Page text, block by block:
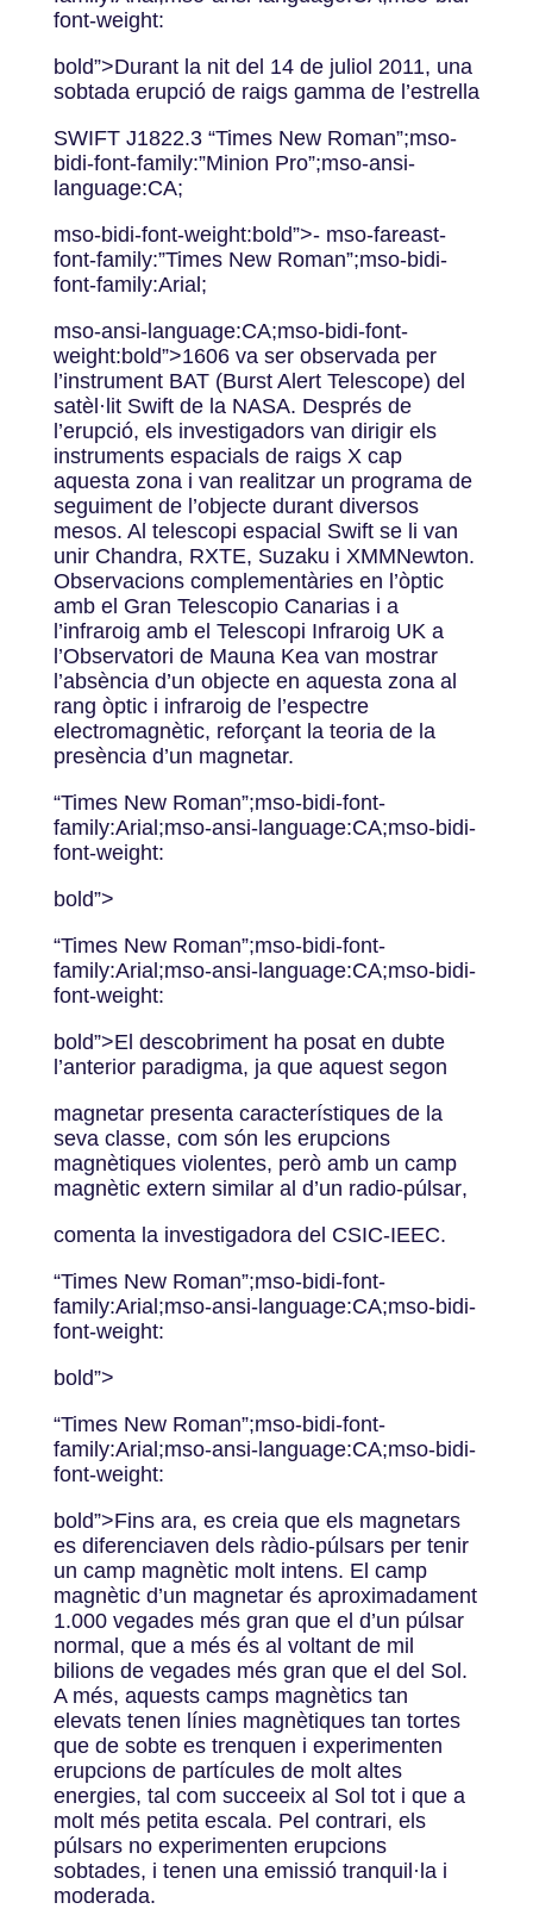
font-weight:
bold”>Durant la nit del 14 de juliol 2011, una
sobtada erupció de raigs gamma de l’estrella
SWIFT J1822.3 “Times New Roman”;mso-
bidi-font-family:”Minion Pro”;mso-ansi-
language:CA;
mso-bidi-font-weight:bold”>‐ mso-fareast-
font-family:”Times New Roman”;mso-bidi-
font-family:Arial;
mso-ansi-language:CA;mso-bidi-font-
weight:bold”>1606 va ser observada per
l’instrument BAT (Burst Alert Telescope) del
satèl·lit Swift de la NASA. Després de
l’erupció, els investigadors van dirigir els
instruments espacials de raigs X cap
aquesta zona i van realitzar un programa de
seguiment de l’objecte durant diversos
mesos. Al telescopi espacial Swift se li van
unir Chandra, RXTE, Suzaku i XMMNewton.
Observacions complementàries en l’òptic
amb el Gran Telescopio Canarias i a
l’infraroig amb el Telescopi Infraroig UK a
l’Observatori de Mauna Kea van mostrar
l’absència d’un objecte en aquesta zona al
rang òptic i infraroig de l’espectre
electromagnètic, reforçant la teoria de la
presència d’un magnetar.
“Times New Roman”;mso-bidi-font-
family:Arial;mso-ansi-language:CA;mso-bidi-
font-weight:
bold”>
“Times New Roman”;mso-bidi-font-
family:Arial;mso-ansi-language:CA;mso-bidi-
font-weight:
bold”>El descobriment ha posat en dubte
l’anterior paradigma, ja que aquest segon
magnetar presenta característiques de la
seva classe, com són les erupcions
magnètiques violentes, però amb un camp
magnètic extern similar al d’un radio-púlsar,
comenta la investigadora del CSIC-IEEC.
“Times New Roman”;mso-bidi-font-
family:Arial;mso-ansi-language:CA;mso-bidi-
font-weight:
bold”>
“Times New Roman”;mso-bidi-font-
family:Arial;mso-ansi-language:CA;mso-bidi-
font-weight:
bold”>Fins ara, es creia que els magnetars
es diferenciaven dels ràdio-púlsars per tenir
un camp magnètic molt intens. El camp
magnètic d’un magnetar és aproximadament
1.000 vegades més gran que el d’un púlsar
normal, que a més és al voltant de mil
bilions de vegades més gran que el del Sol.
A més, aquests camps magnètics tan
elevats tenen línies magnètiques tan tortes
que de sobte es trenquen i experimenten
erupcions de partícules de molt altes
energies, tal com succeeix al Sol tot i que a
molt més petita escala. Pel contrari, els
púlsars no experimenten erupcions
sobtades, i tenen una emissió tranquil·la i
moderada.